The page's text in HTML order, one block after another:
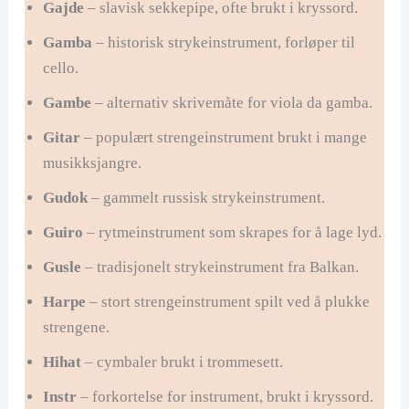
Gajde – slavisk sekkepipe, ofte brukt i kryssord.
Gamba – historisk strykeinstrument, forløper til
cello.
Gambe – alternativ skrivemåte for viola da gamba.
Gitar – populært strengeinstrument brukt i mange
musikksjangre.
Gudok– gammelt russisk strykeinstrument.
Guiro – rytmeinstrument som skrapes for å lage lyd.
Gusle – tradisjonelt strykeinstrument fra Balkan.
Harpe – stort strengeinstrument spilt ved å plukke
strengene.
Hihat– cymbaler brukt i trommesett.
Instr – forkortelse for instrument, brukt i kryssord.